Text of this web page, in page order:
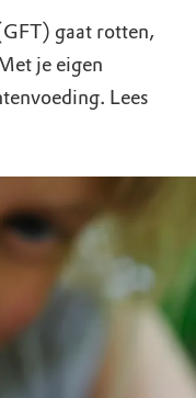
gaat rotten,
je eigen
Lees